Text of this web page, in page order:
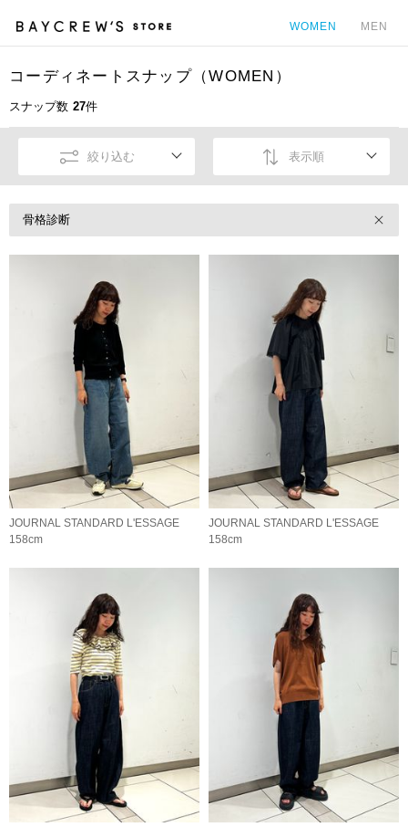
WOMEN MEN
コーディネートスナップ（WOMEN）
スナップ数 27件
絞り込む 表示順
骨格診断
JOURNAL STANDARD L'ESSAGE
158cm
JOURNAL STANDARD L'ESSAGE
158cm